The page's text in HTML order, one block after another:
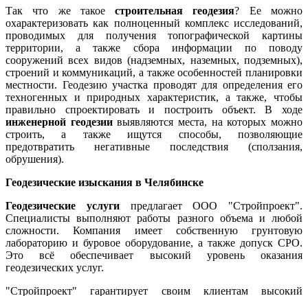
Так что же такоестроительная геодезия? Ее можно
охарактеризовать как полноценный комплекс исследований,
проводимых для получения топографической картины
территории, а также сбора информации по поводу
сооружений всех видов (надземных, наземных, подземных),
строений и коммуникаций, а также особенностей планировки
местности. Геодезию участка проводят для определения его
техногенных и природных характеристик, а также, чтобы
правильно спроектировать и построить объект. В ходе
инженерной геодезиивыявляются места, на которых можно
строить, а также ищутся способы, позволяющие
предотвратить негативные последствия (сползания,
обрушения).
Геодезические изыскания в Челябинске
Геодезические услугипредлагает ООО "Стройпроект".
Специалисты выполняют работы разного объема и любой
сложности. Компания имеет собственную грунтовую
лабораторию и буровое оборудование, а также допуск СРО.
Это всё обеспечивает высокий уровень оказания
геодезических услуг.
"Стройпроект" гарантирует своим клиентам высокий